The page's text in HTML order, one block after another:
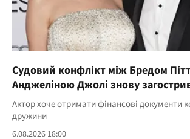
Судовий конфлікт між Бредом
Анджеліною Джолі знову
Актор хоче отримати фінансові документи
дружини
6.08.2026 18:00